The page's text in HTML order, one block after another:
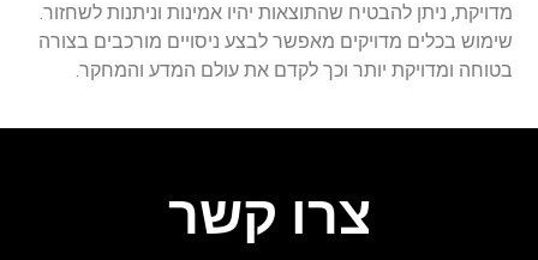
מדויקת, ניתן להבטיח שהתוצאות יהיו אמינות וניתנות לשחזור.
שימוש בכלים מדויקים מאפשר לבצע ניסויים מורכבים בצורה
בטוחה ומדויקת יותר וכך לקדם את עולם המדע והמחקר.
צרו קשר